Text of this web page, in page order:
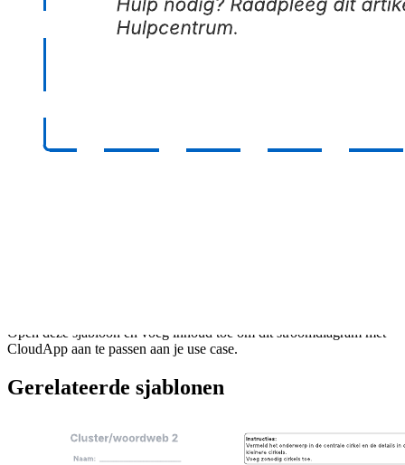
Open deze sjabloon en voeg inhoud toe om dit stroomdiagram met
CloudApp aan te passen aan je use case.
Gerelateerde sjablonen